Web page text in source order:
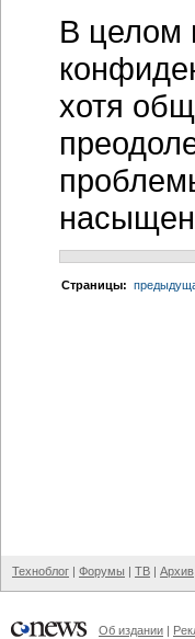
В целом
хотя
Cтраницы:
Техноблог | Форумы | ТВ | Архив
Об издании |